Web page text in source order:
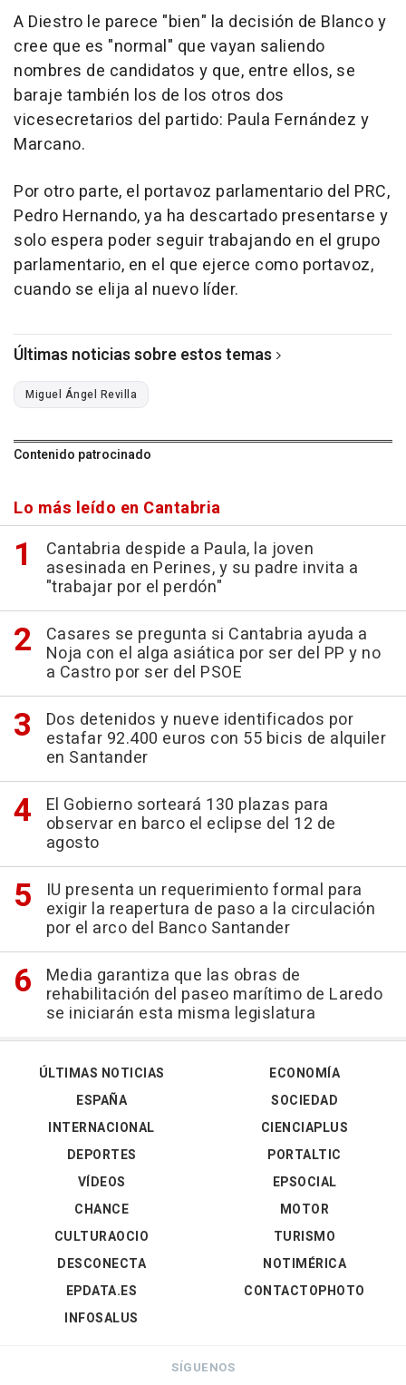
A Diestro le parece "bien" la decisión de Blanco y
cree que es "normal" que vayan saliendo
nombres de candidatos y que, entre ellos, se
baraje también los de los otros dos
vicesecretarios del partido: Paula Fernández y
Marcano.
Por otro parte, el portavoz parlamentario del PRC,
Pedro Hernando, ya ha descartado presentarse y
solo espera poder seguir trabajando en el grupo
parlamentario, en el que ejerce como portavoz,
cuando se elija al nuevo líder.
Últimas noticias sobre estos temas
Miguel Ángel Revilla
Contenido patrocinado
Lo más leído en Cantabria
Cantabria despide a Paula, la joven
asesinada en Perines, y su padre invita a
"trabajar por el perdón"
Casares se pregunta si Cantabria ayuda a
Noja con el alga asiática por ser del PP y no
a Castro por ser del PSOE
Dos detenidos y nueve identificados por
estafar 92.400 euros con 55 bicis de alquiler
en Santander
El Gobierno sorteará 130 plazas para
observar en barco el eclipse del 12 de
agosto
IU presenta un requerimiento formal para
exigir la reapertura de paso a la circulación
por el arco del Banco Santander
Media garantiza que las obras de
rehabilitación del paseo marítimo de Laredo
se iniciarán esta misma legislatura
ÚLTIMAS NOTICIAS
ESPAÑA
INTERNACIONAL
DEPORTES
VÍDEOS
ECONOMÍA
SOCIEDAD
CIENCIAPLUS
PORTALTIC
EPSOCIAL
CHANCE
CULTURAOCIO
DESCONECTA
EPDATA.ES
INFOSALUS
MOTOR
TURISMO
NOTIMÉRICA
CONTACTOPHOTO
SÍGUENOS